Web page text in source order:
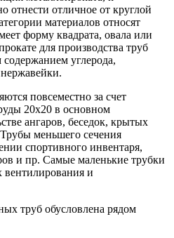
отнести отличное от круглой
материалов относят
форму квадрата, овала или
для производства труб
углерода,
нержавейки.
повсеместно за счет
20х20 в основном
ангаров, беседок, крытых
меньшего сечения
спортивного инвентаря,
и пр. Самые маленькие трубки
вентилирования и
труб обусловлена рядом